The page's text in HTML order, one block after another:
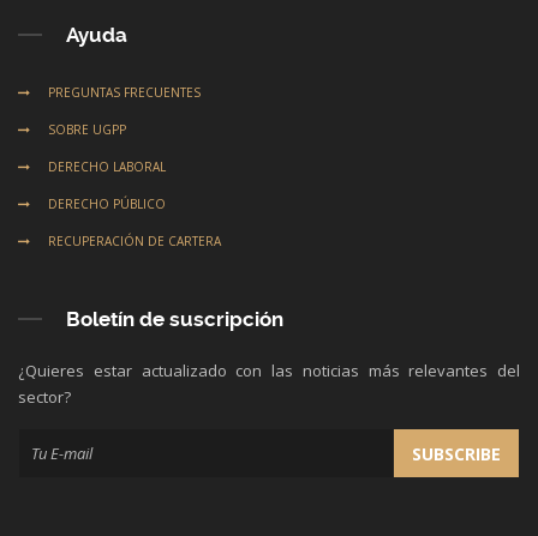
Ayuda
PREGUNTAS FRECUENTES
SOBRE UGPP
DERECHO LABORAL
DERECHO PÚBLICO
RECUPERACIÓN DE CARTERA
Boletín de suscripción
¿Quieres estar actualizado con las noticias más relevantes del
sector?